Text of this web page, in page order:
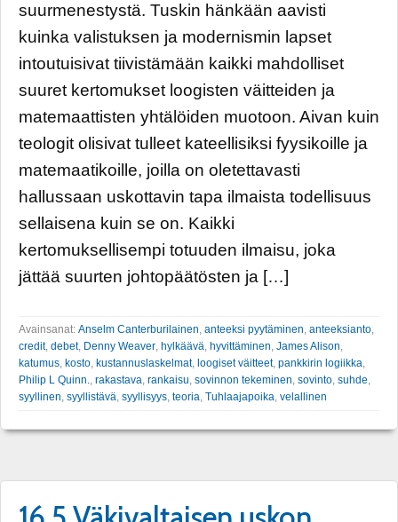
suurmenestystä. Tuskin hänkään aavisti
kuinka valistuksen ja modernismin lapset
intoutuisivat tiivistämään kaikki mahdolliset
suuret kertomukset loogisten väitteiden ja
matemaattisten yhtälöiden muotoon. Aivan kuin
teologit olisivat tulleet kateellisiksi fyysikoille ja
matemaatikoille, joilla on oletettavasti
hallussaan uskottavin tapa ilmaista todellisuus
sellaisena kuin se on. Kaikki
kertomuksellisempi totuuden ilmaisu, joka
jättää suurten johtopäätösten ja […]
Avainsanat: Anselm Canterburilainen anteeksi pyytäminen anteeksianto
credit, debet, Denny Weaver hylkäävä hyvittäminen James Alison
katumus kosto kustannuslaskelmat, loogiset väitteet, pankkirin logiikka
Philip L Quinn.
rakastava rankaisu sovinnon tekeminen sovinto suhde
syyllinen syyllistävä syyllisyys teoria Tuhlaajapoika velallinen